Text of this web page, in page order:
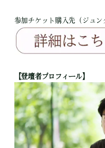
参加チケット購入先（ジュン
【登壇者プロフィール】